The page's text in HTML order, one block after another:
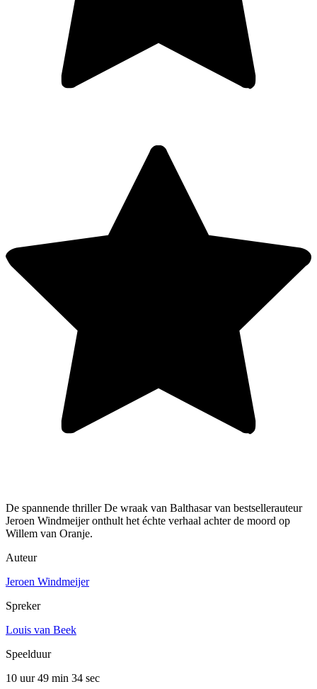
De spannende thriller De wraak van Balthasar van bestsellerauteur
Jeroen Windmeijer onthult het échte verhaal achter de moord op
Willem van Oranje.
Auteur
Jeroen Windmeijer
Spreker
Louis van Beek
Speelduur
10 uur 49 min 34 sec